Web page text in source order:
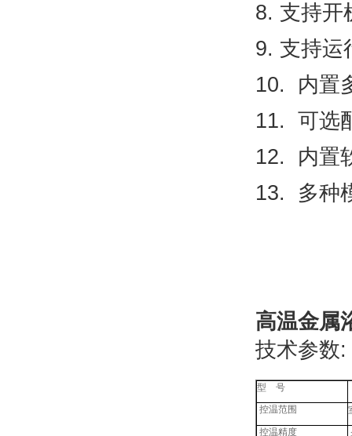
8. 支持开
9. 支持运
10. 内置
11. 可选
12. 内置
13. 多种
高温金属
技术参数:
型 号
控温范围
控温精度